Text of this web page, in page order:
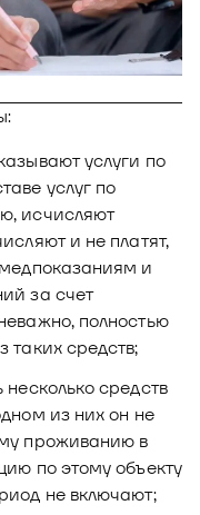
услуги по
услуг по
исчисляют
и не платят,
и
за счет
полностью
таких средств;
средств
из них он не
проживанию в
по этому объекту
не включают;